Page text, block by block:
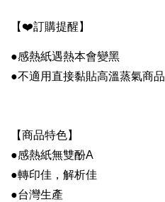
【❤️訂購提醒】
●感熱紙遇熱本會變黑
●不適用直接黏貼高溫蒸氣商品
【商品特色】
●感熱紙無雙酚A
●轉印佳，解析佳
●台灣生產